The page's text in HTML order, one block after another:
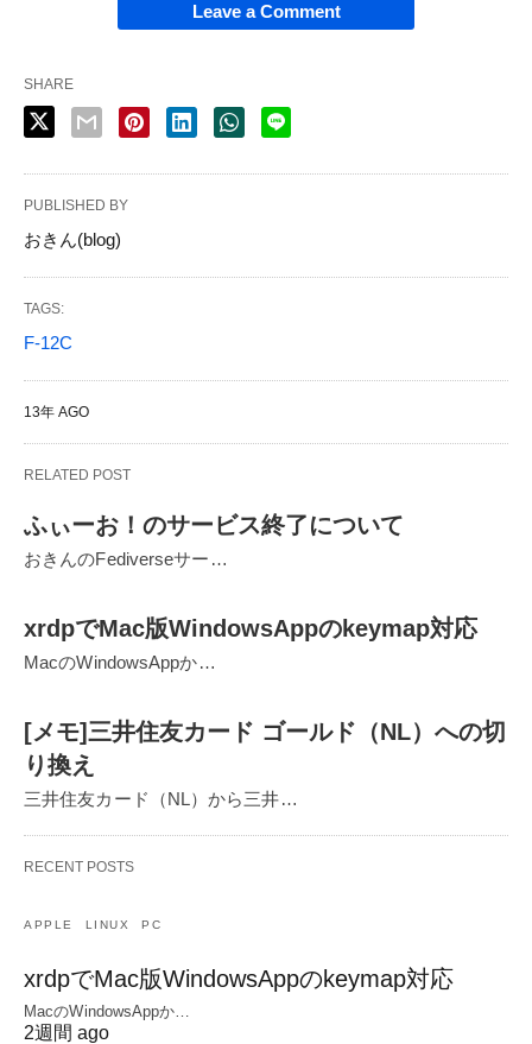
Leave a Comment
SHARE
PUBLISHED BY
おきん(blog)
TAGS:
F-12C
13年 AGO
RELATED POST
ふぃーお！のサービス終了について
おきんのFediverseサー…
xrdpでMac版WindowsAppのkeymap対応
MacのWindowsAppか…
[メモ]三井住友カード ゴールド（NL）への切
り換え
三井住友カード（NL）から三井…
RECENT POSTS
APPLE LINUX PC
xrdpでMac版WindowsAppのkeymap対応
MacのWindowsAppか…
2週間 ago